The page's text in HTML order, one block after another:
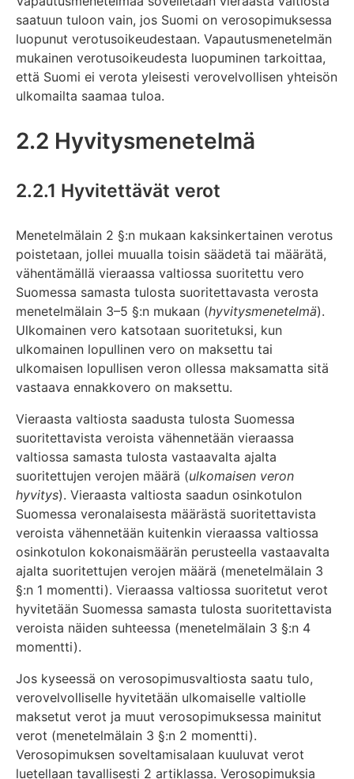
saatuun tuloon vain, jos Suomi on verosopimuksessa
luopunut verotusoikeudestaan. Vapautusmenetelmän
mukainen verotusoikeudesta luopuminen tarkoittaa,
että Suomi ei verota yleisesti verovelvollisen yhteisön
ulkomailta saamaa tuloa.
2.2 Hyvitysmenetelmä
2.2.1 Hyvitettävät verot
Menetelmälain 2 §:n mukaan kaksinkertainen verotus
poistetaan, jollei muualla toisin säädetä tai määrätä,
vähentämällä vieraassa valtiossa suoritettu vero
Suomessa samasta tulosta suoritettavasta verosta
menetelmälain 3–5 §:n mukaan (hyvitysmenetelmä).
Ulkomainen vero katsotaan suoritetuksi, kun
ulkomainen lopullinen vero on maksettu tai
ulkomaisen lopullisen veron ollessa maksamatta sitä
vastaava ennakkovero on maksettu.
Vieraasta valtiosta saadusta tulosta Suomessa
suoritettavista veroista vähennetään vieraassa
valtiossa samasta tulosta vastaavalta ajalta
suoritettujen verojen määrä (ulkomaisen veron
hyvitys). Vieraasta valtiosta saadun osinkotulon
Suomessa veronalaisesta määrästä suoritettavista
veroista vähennetään kuitenkin vieraassa valtiossa
osinkotulon kokonaismäärän perusteella vastaavalta
ajalta suoritettujen verojen määrä (menetelmälain 3
§:n 1 momentti). Vieraassa valtiossa suoritetut verot
hyvitetään Suomessa samasta tulosta suoritettavista
veroista näiden suhteessa (menetelmälain 3 §:n 4
momentti).
Jos kyseessä on verosopimusvaltiosta saatu tulo,
verovelvolliselle hyvitetään ulkomaiselle valtiolle
maksetut verot ja muut verosopimuksessa mainitut
verot (menetelmälain 3 §:n 2 momentti).
Verosopimuksen soveltamisalaan kuuluvat verot
luetellaan tavallisesti 2 artiklassa. Verosopimuksia